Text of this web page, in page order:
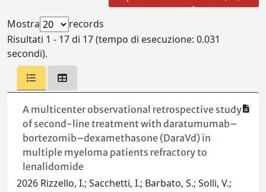
Mostra
records
Risultati 1 - 17 di 17 (tempo di esecuzione: 0.031
secondi).
A multicenter observational retrospective study
of second-line treatment with daratumumab–
bortezomib–dexamethasone (DaraVd) in
multiple myeloma patients refractory to
lenalidomide
2026 Rizzello, I.; Sacchetti, I.; Barbato, S.; Solli, V.;